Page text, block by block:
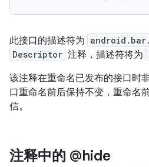
此接口的描述符为
Descriptor 注释，描述符将为
该注释在重命名已发布的接口时
口重命名前后保持不变，重命名
信。
注释中的 @hide